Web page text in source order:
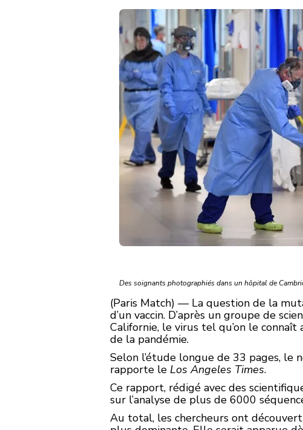
Des soignants photographiés dans un hôpital de
(Paris Match) — La question de la
d’un vaccin. D’après un groupe de
Californie, le virus tel qu’on le
de la pandémie.
Selon l’étude longue de 33 pages, le
rapporte le Los Angeles Times.
Ce rapport, rédigé avec des
sur l’analyse de plus de 6000
Au total, les chercheurs ont